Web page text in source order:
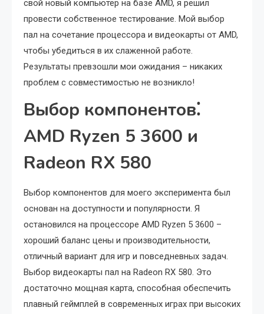
свой новый компьютер на базе AMD, я решил
провести собственное тестирование. Мой выбор
пал на сочетание процессора и видеокарты от AMD,
чтобы убедиться в их слаженной работе.
Результаты превзошли мои ожидания – никаких
проблем с совместимостью не возникло!
Выбор компонентов⁚
AMD Ryzen 5 3600 и
Radeon RX 580
Выбор компонентов для моего эксперимента был
основан на доступности и популярности. Я
остановился на процессоре AMD Ryzen 5 3600 –
хороший баланс цены и производительности,
отличный вариант для игр и повседневных задач.
Выбор видеокарты пал на Radeon RX 580. Это
достаточно мощная карта, способная обеспечить
плавный геймплей в современных играх при высоких